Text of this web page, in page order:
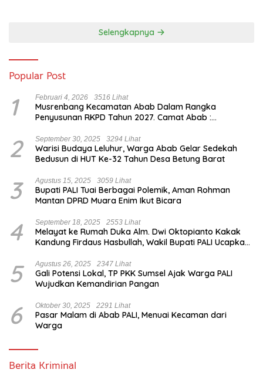
Selengkapnya
Popular Post
1 Februari 4, 2026 3516 Lihat
Musrenbang Kecamatan Abab Dalam Rangka
Penyusunan RKPD Tahun 2027. Camat Abab :
2 September 30, 2025 3294 Lihat
Warisi Budaya Leluhur, Warga Abab Gelar Sedekah
Bedusun di HUT Ke-32 Tahun Desa Betung Barat
3 Agustus 15, 2025 3059 Lihat
Bupati PALI Tuai Berbagai Polemik, Aman Rohman
Mantan DPRD Muara Enim Ikut Bicara
4 September 18, 2025 2553 Lihat
Melayat ke Rumah Duka Alm. Dwi Oktopianto Kakak
Kandung Firdaus Hasbullah, Wakil Bupati PALI Ucapkan
5 Agustus 26, 2025 2347 Lihat
Gali Potensi Lokal, TP PKK Sumsel Ajak Warga PALI
Wujudkan Kemandirian Pangan
6 Oktober 30, 2025 2291 Lihat
Pasar Malam di Abab PALI, Menuai Kecaman dari
Warga
Berita Kriminal